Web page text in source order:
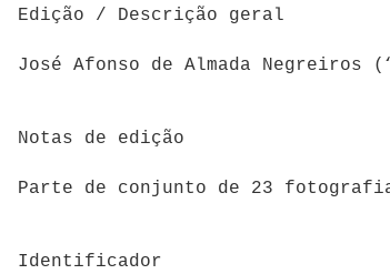
Edição / Descrição geral
José Afonso de Almada Negreiros
Notas de edição
Parte de conjunto de 23
Identificador